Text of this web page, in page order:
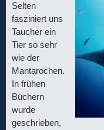
Selten
fasziniert uns
Taucher ein
Tier so sehr
wie der
Mantarochen.
In frühen
Büchern
wurde
geschrieben,